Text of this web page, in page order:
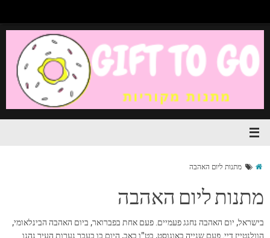
מתנות ליום האהבה
מתנות ליום האהבה
בישראל, יום האהבה נחגג פעמיים. פעם אחת בפברואר, ביום האהבה הבינלאומי,
הוולנטייז דיי. פעם שנייה באוגוסט, בט"ו באב, היום בו בעבר נערות העיר נהגו